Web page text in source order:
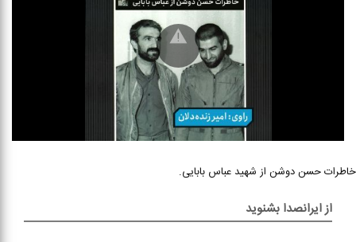
خاطرات حسن دوشن از شهید عباس بابایی.
از ایرانصدا بشنوید